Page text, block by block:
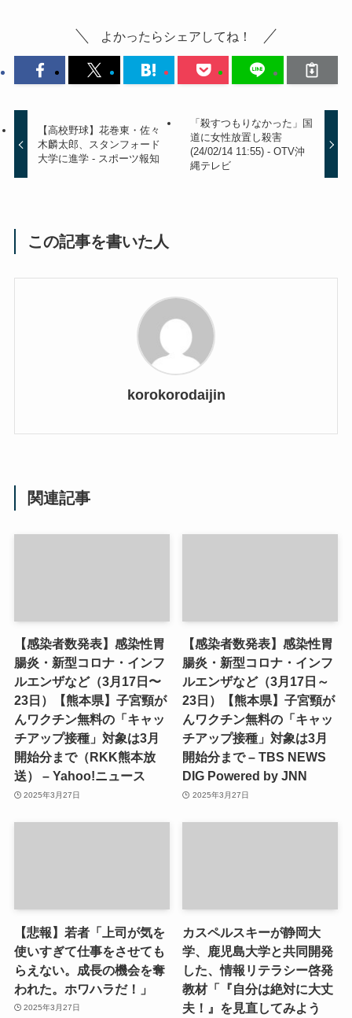
よかったらシェアしてね！
【高校野球】花巻東・佐々
木麟太郎、スタンフォード
大学に進学 - スポーツ報知
「殺すつもりなかった」国
道に女性放置し殺害
(24/02/14 11:55) - OTV沖
縄テレビ
この記事を書いた人
korokorodaijin
関連記事
【感染者数発表】感染性胃
腸炎・新型コロナ・インフ
ルエンザなど（3月17日〜
23日）【熊本県】子宮頸が
んワクチン無料の「キャッ
チアップ接種」対象は3月
開始分まで（RKK熊本放
送） – Yahoo!ニュース
2025年3月27日
【感染者数発表】感染性胃
腸炎・新型コロナ・インフ
ルエンザなど（3月17日～
23日）【熊本県】子宮頸が
んワクチン無料の「キャッ
チアップ接種」対象は3月
開始分まで – TBS NEWS
DIG Powered by JNN
2025年3月27日
【悲報】若者「上司が気を
使いすぎて仕事をさせても
らえない。成長の機会を奪
われた。ホワハラだ！」
2025年3月27日
カスペルスキーが静岡大
学、鹿児島大学と共同開発
した、情報リテラシー啓発
教材「『自分は絶対に大丈
夫！』を見直してみよう